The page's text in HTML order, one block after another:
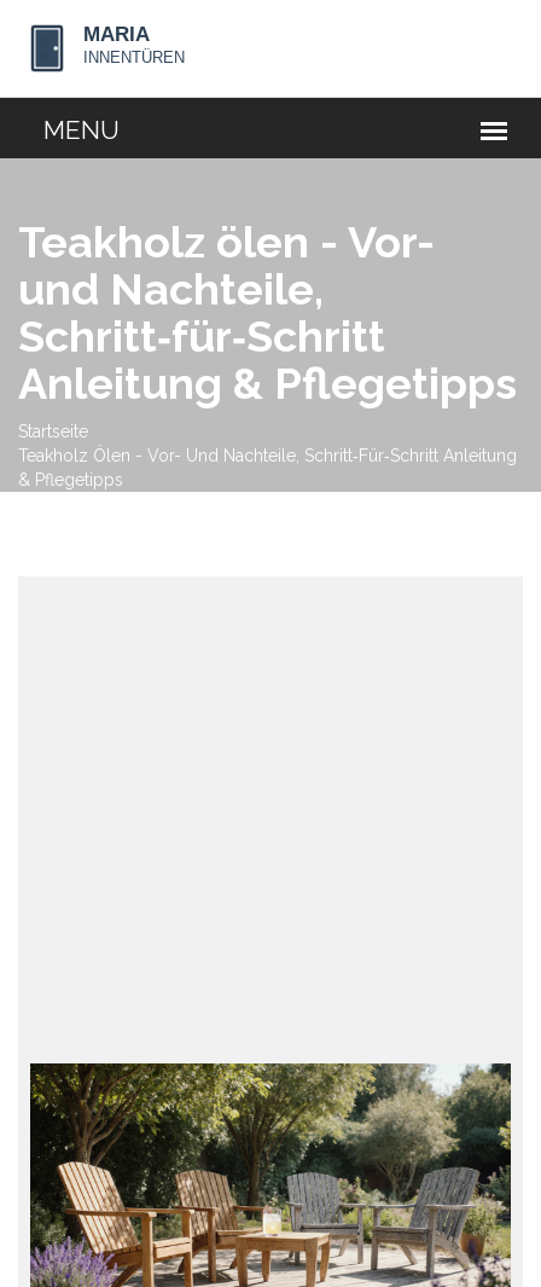
Teakholz ölen - Vor-
und Nachteile,
Schritt‑für‑Schritt
Anleitung & Pflegetipps
Startseite
Teakholz Ölen - Vor- Und Nachteile, Schritt‑für‑Schritt Anleitung
& Pflegetipps